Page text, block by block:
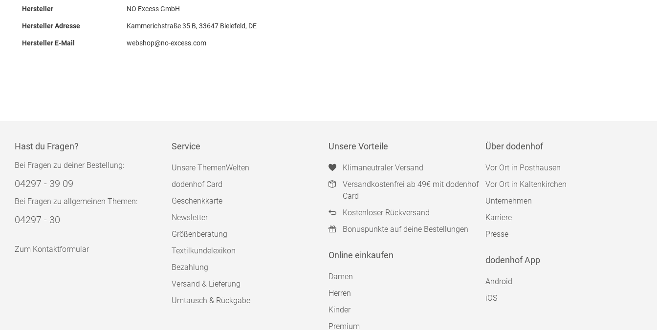
Hersteller NO Excess GmbH
Hersteller Adresse Kammerichstraße 35 B, 33647 Bielefeld, DE
Hersteller E-Mail webshop@no-excess.com
Hast du Fragen?
Bei Fragen zu deiner Bestellung:
04297 - 39 09
Bei Fragen zu allgemeinen Themen:
04297 - 30
Zum Kontaktformular
Service
Unsere ThemenWelten
dodenhof Card
Geschenkkarte
Newsletter
Größenberatung
Textilkundelexikon
Bezahlung
Versand & Lieferung
Umtausch & Rückgabe
Unsere Vorteile
Klimaneutraler Versand
Versandkostenfrei ab 49€ mit dodenhof
Card
Kostenloser Rückversand
Bonuspunkte auf deine Bestellungen
Online einkaufen
Damen
Herren
Kinder
Premium
Über dodenhof
Vor Ort in Posthausen
Vor Ort in Kaltenkirchen
Unternehmen
Karriere
Presse
dodenhof App
Android
iOS